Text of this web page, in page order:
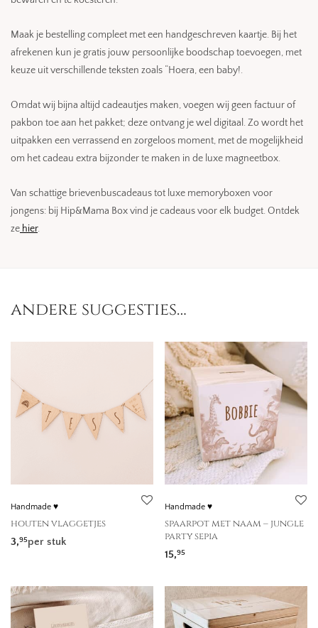
Maak je bestelling compleet met een handgeschreven kaartje. Bij het
afrekenen kun je gratis jouw persoonlijke boodschap toevoegen, met
keuze uit verschillende teksten zoals “Hoera, een baby!.
Omdat wij bijna altijd cadeautjes maken, voegen wij geen factuur of
pakbon toe aan het pakket; deze ontvang je wel digitaal. Zo wordt het
uitpakken een verrassend en zorgeloos moment, met de mogelijkheid
om het cadeau extra bijzonder te maken in de luxe magneetbox.
Van schattige brievenbuscadeaus tot luxe memoryboxen voor
jongens: bij Hip&Mama Box vind je cadeaus voor elk budget. Ontdek
ze hier.
andere suggesties…
Handmade ♥
houten vlaggetjes
3,95per stuk
Handmade ♥
spaarpot met naam – jungle
party sepia
15,95